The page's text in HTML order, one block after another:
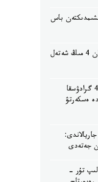
باس
شىلدەدە شەكارادان وتپەك بولعان 4 مىڭ شەتەل
نايزاعاي، شاڭدى داۋىل جانە 42 گرادۋسقا
ىستىق: 17 وڭىردە ەسكەرتۋ
جاريالاندى:
تۇر -